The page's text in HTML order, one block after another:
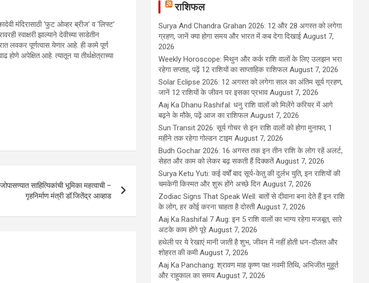
मंदिरासाठी ‘फुट ओव्हर ब्रीज’ व ‘लिफ्ट’
स्वाक्षरी झाल्याने देवीच्या साडेतीन
लवकर पूर्णत्वास येणार आहे. ही कामे पूर्ण
होणे अपेक्षित आहे. त्यातून या तीर्थक्षेत्राच्या
साहित्यिकांची भूमिका महत्वाची –
गृहनिर्माण मंत्री डॉ.जितेंद्र आव्हाड
राशिफल
Surya And Chandra Grahan 2026: 12 और 28 अगस्त को लगेगा
ग्रहण, जानें क्या होगा समय और भारत में कब देगा दिखाई August 7,
2026
Weekly Horoscope: मिथुन और कर्क राशि वालों के लिए उलझन भरा
रहेगा सप्ताह, पढ़ें 12 राशियों का साप्ताहिक राशिफल August 7, 2026
Solar Eclipse 2026: 12 अगस्त को लगेगा साल का अंतिम सूर्य ग्रहण,
जानें 12 राशियों के जीवन पर इसका प्रभाव August 7, 2026
Aaj Ka Dhanu Rashifal: धनु राशि वालों को मिलेंगे करियर में आगे
बढ़ने के मौके, पढ़ें आज का राशिफल August 7, 2026
Sun Transit 2026: सूर्य गोचर से इन राशि वालों को होगा मुनाफा, 1
महीने तक रहेगा गोल्डन टाइम August 7, 2026
Budh Gochar 2026: 16 अगस्त तक इन तीन राशि के लोग रहें अलर्ट,
सेहत और काम को लेकर बढ़ सकती हैं दिक्कतें August 7, 2026
Surya Ketu Yuti: कई वर्षों बाद सूर्य-केतु की दुर्लभ युति, इन राशियों की
चमकेगी किस्मत और शुरू होंगे अच्छे दिन August 7, 2026
Zodiac Signs That Speak Well: बातों से दीवाना बना देते हैं इन राशि
के लोग, हर कोई करना चाहता है दोस्ती August 7, 2026
Aaj Ka Rashifal 7 Aug: इन 5 राशि वालों का भाग्य रहेगा मजबूत, सारे
अटके काम होंगे पूरे August 7, 2026
हथेली पर ये रेखाएं मानी जाती है शुभ, जीवन में नहीं होती धन-दौलत और
शोहरत की कमी August 7, 2026
Aaj Ka Panchang: श्रावण माह कृष्ण पक्ष नवमी तिथि, अभिजीत मुहूर्त
और राहुकाल का समय August 7, 2026